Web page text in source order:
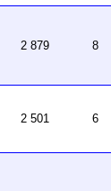
2 879 8
2 501 6